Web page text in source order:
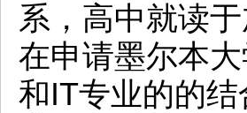
系，高中就读
在申请墨尔本
和IT专业的的